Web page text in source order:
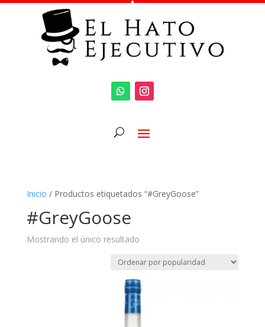
Inicio / Productos etiquetados “#GreyGoose”
#GreyGoose
Mostrando el único resultado